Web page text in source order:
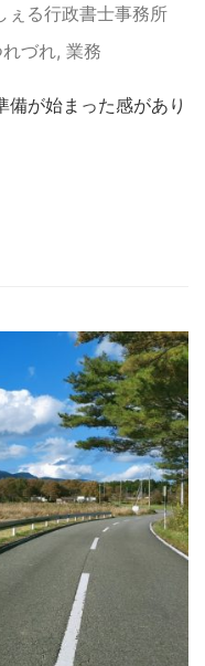
ぇる行政書士事務所
づれ, 業務
が始まった感があり